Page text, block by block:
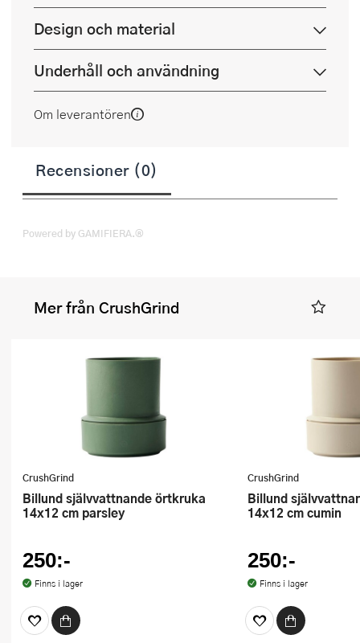
Design och material
Underhåll och användning
Om leverantören
Recensioner (0)
Powered by GAMIFIERA.®
Mer från CrushGrind
CrushGrind
Billund självvattnande örtkruka
14x12 cm parsley
250:-
Finns i lager
CrushGrind
Billund självvattnande örtkruka
14x12 cm cumin
250:-
Finns i lager